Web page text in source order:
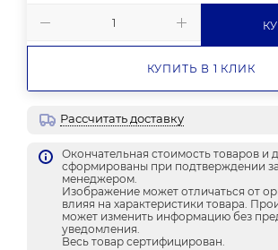
КУПИТЬ В 1 КЛИК
Рассчитать доставку
Окончательная стоимость товаров и
сформированы при подтверждении
менеджером.
Изображение может отличаться от
влияя на характеристики товара.
может изменить информацию без
уведомления.
Весь товар сертифицирован.